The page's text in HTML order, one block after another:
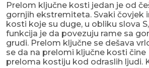
Prelom ključne kosti jedan je od
gornjih ekstremiteta. Svaki čovjek
kosti koje su duge, u obliku slova
funkcija je da povezuju rame sa
grudi. Prelom ključne se dešava
se da na prelomi ključne kosti
preloma kostiju kod odraslih ljudi.